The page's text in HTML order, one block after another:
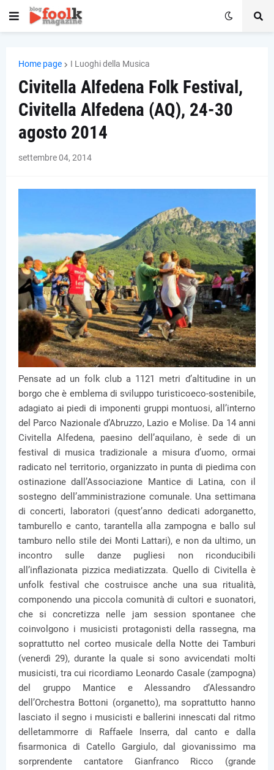
Home page I Luoghi della Musica
Civitella Alfedena Folk Festival,
Civitella Alfedena (AQ), 24-30
agosto 2014
settembre 04, 2014
Pensate ad un folk club a 1121 metri d’altitudine in un
borgo che è emblema di sviluppo turisticoeco-sostenibile,
adagiato ai piedi di imponenti gruppi montuosi, all’interno
del Parco Nazionale d’Abruzzo, Lazio e Molise. Da 14 anni
Civitella Alfedena, paesino dell’aquilano, è sede di un
festival di musica tradizionale a misura d’uomo, ormai
radicato nel territorio, organizzato in punta di piedima con
ostinazione dall’Associazione Mantice di Latina, con il
sostegno dell’amministrazione comunale. Una settimana
di concerti, laboratori (quest’anno dedicati adorganetto,
tamburello e canto, tarantella alla zampogna e ballo sul
tamburo nello stile dei Monti Lattari), e non da ultimo, un
incontro sulle danze pugliesi non riconducibili
all’inflazionata pizzica mediatizzata. Quello di Civitella è
unfolk festival che costruisce anche una sua ritualità,
componendo una piccola comunità di cultori e suonatori,
che si concretizza nelle jam session spontanee che
coinvolgono i musicisti protagonisti della rassegna, ma
soprattutto nel corteo musicale della Notte dei Tamburi
(venerdì 29), durante la quale si sono avvicendati molti
musicisti, tra cui ricordiamo Leonardo Casale (zampogna)
del gruppo Mantice e Alessandro d’Alessandro
dell’Orchestra Bottoni (organetto), ma soprattutto hanno
lasciato il segno i musicisti e ballerini innescati dal ritmo
delletammorre di Raffaele Inserra, dal canto e dalla
fisarmonica di Catello Gargiulo, dal giovanissimo ma
sorprendente cantatore Gianfranco Ricco (grande